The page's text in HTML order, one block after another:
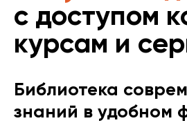
с доступом
курсам и
Библиотека
знаний в удобном